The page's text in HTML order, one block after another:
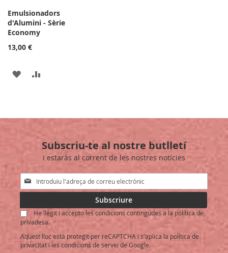
Emulsionadors
d'Alumini - Sèrie
Economy
13,00 €
AFEGIR
DESITJOS
Subscriu-te al nostre butlletí
i estaràs al corrent de les nostres notícies
Sign
Up
Our
Newsletter:
Subscriure
He llegit i accepto les condicions contingudes a la política de
privadesa.
Aquest lloc està protegit per reCAPTCHA i s'aplica la política de
privacitat i les condicions de servei de Google.